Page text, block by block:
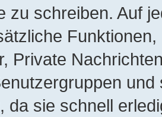
zu schreiben. Auf
Private
da sie schnell